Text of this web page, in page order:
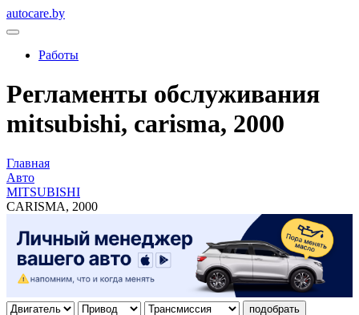
autocare.by
Работы
Регламенты обслуживания
mitsubishi, carisma, 2000
Главная
Авто
MITSUBISHI
CARISMA, 2000
подобрать